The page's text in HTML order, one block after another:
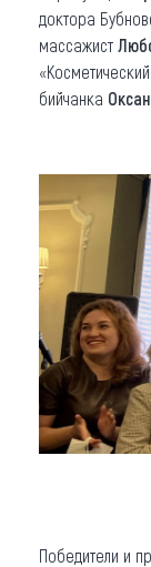
доктора
массажист
бийчанка
Победители и